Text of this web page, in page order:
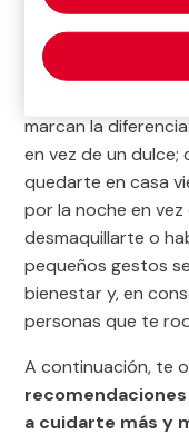
relacionada con la
con la
equilibrio
marcan la
en vez de un dulce;
quedarte en casa
por la noche en
desmaquillarte o
pequeños gestos
bienestar y, en
personas que te
A continuación, te
a cuidarte más y